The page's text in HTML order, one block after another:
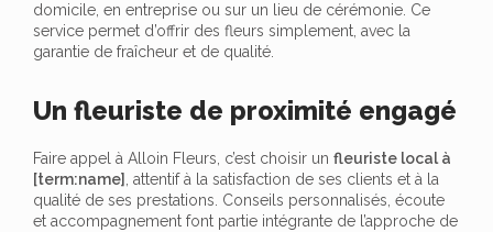
domicile, en entreprise ou sur un lieu de cérémonie. Ce
service permet d’offrir des fleurs simplement, avec la
garantie de fraîcheur et de qualité.
Un fleuriste de proximité engagé
Faire appel à Alloin Fleurs, c’est choisir un fleuriste local à
[term:name]
, attentif à la satisfaction de ses clients et à la
qualité de ses prestations. Conseils personnalisés, écoute
et accompagnement font partie intégrante de l’approche de